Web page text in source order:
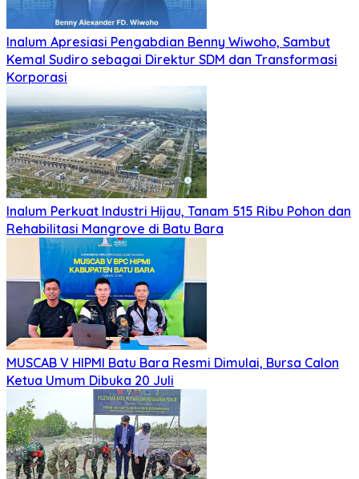
Inalum Apresiasi Pengabdian Benny Wiwoho, Sambut
Kemal Sudiro sebagai Direktur SDM dan Transformasi
Korporasi
Inalum Perkuat Industri Hijau, Tanam 515 Ribu Pohon dan
Rehabilitasi Mangrove di Batu Bara
MUSCAB V HIPMI Batu Bara Resmi Dimulai, Bursa Calon
Ketua Umum Dibuka 20 Juli